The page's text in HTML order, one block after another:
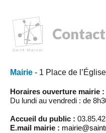
Contact
Mairie - 1 Place de
Horaires ouverture mairie :
Du lundi au vendredi : de
Accueil du public :
E.mail mairie :